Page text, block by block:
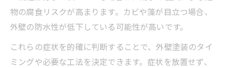
物の腐食リスクが高まります。カビや藻が目立つ場合、
外壁の防水性が低下している可能性が高いです。
これらの症状を的確に判断することで、外壁塗装のタイ
ミングや必要な工法を決定できます。症状を放置せず、